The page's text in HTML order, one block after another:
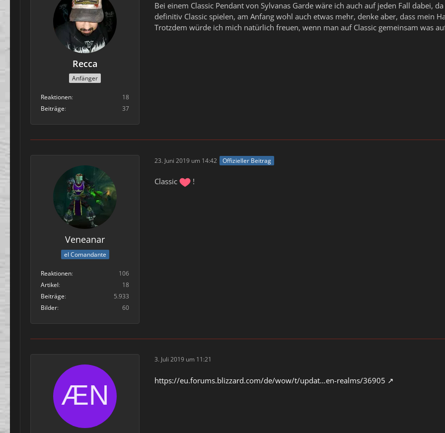
Recca
Anfänger
Reaktionen
18
Beiträge
37
Bei einem Classic Pendant von Sylvanas Garde wäre ich auch auf jeden Fall dabei,
definitiv Classic spielen, am Anfang wohl auch etwas mehr, denke aber, dass mein
Trotzdem würde ich mich natürlich freuen, wenn man auf Classic gemeinsam was
Veneanar
el Comandante
Reaktionen
106
Artikel
18
Beiträge
5.933
Bilder
60
23. Juni 2019 um 14:42 Offizieller Beitrag
Classic !
3. Juli 2019 um 11:21
https://eu.forums.blizzard.com/de/wow/t/updat…en-realms/36905